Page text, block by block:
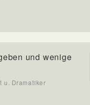
und wenige
u. Dramatiker